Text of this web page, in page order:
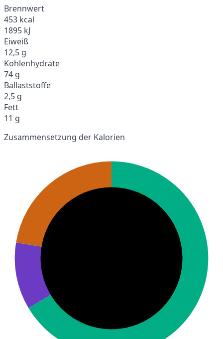
Brennwert
453 kcal
1895 kJ
Eiweiß
12,5 g
Kohlenhydrate
74 g
Ballaststoffe
2,5 g
Fett
11 g
Zusammensetzung der Kalorien